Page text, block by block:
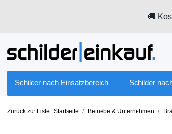
🚚
Schilder nach Einsatzbereich Schilder
Zurück zur Liste Startseite Betriebe & Unternehmen